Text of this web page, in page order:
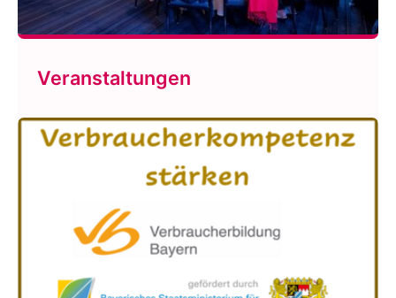
Veranstaltungen